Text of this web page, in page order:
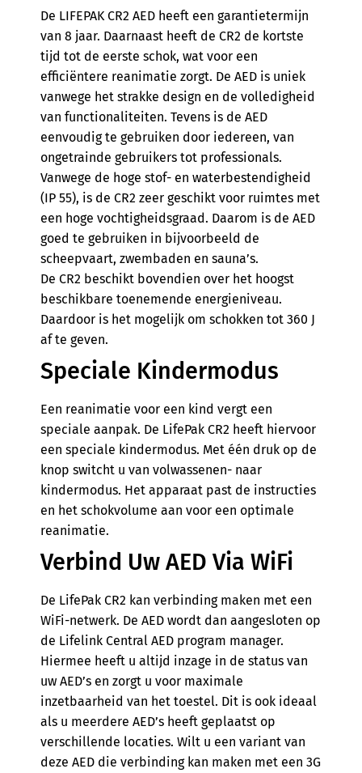
De LIFEPAK CR2 AED heeft een garantietermijn
van 8 jaar. Daarnaast heeft de CR2 de kortste
tijd tot de eerste schok, wat voor een
efficiëntere reanimatie zorgt. De AED is uniek
vanwege het strakke design en de volledigheid
van functionaliteiten. Tevens is de AED
eenvoudig te gebruiken door iedereen, van
ongetrainde gebruikers tot professionals.
Vanwege de hoge stof- en waterbestendigheid
(IP 55), is de CR2 zeer geschikt voor ruimtes met
een hoge vochtigheidsgraad. Daarom is de AED
goed te gebruiken in bijvoorbeeld de
scheepvaart, zwembaden en sauna’s.
De CR2 beschikt bovendien over het hoogst
beschikbare toenemende energieniveau.
Daardoor is het mogelijk om schokken tot 360 J
af te geven.
Speciale Kindermodus
Een reanimatie voor een kind vergt een
speciale aanpak. De LifePak CR2 heeft hiervoor
een speciale kindermodus. Met één druk op de
knop switcht u van volwassenen- naar
kindermodus. Het apparaat past de instructies
en het schokvolume aan voor een optimale
reanimatie.
Verbind Uw AED Via WiFi
De LifePak CR2 kan verbinding maken met een
WiFi-netwerk. De AED wordt dan aangesloten op
de Lifelink Central AED program manager.
Hiermee heeft u altijd inzage in de status van
uw AED’s en zorgt u voor maximale
inzetbaarheid van het toestel. Dit is ook ideaal
als u meerdere AED’s heeft geplaatst op
verschillende locaties. Wilt u een variant van
deze AED die verbinding kan maken met een 3G